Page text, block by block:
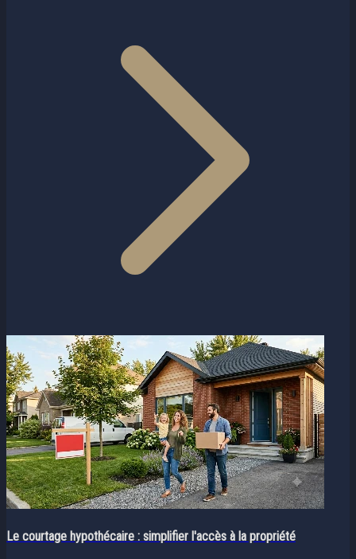
Le courtage hypothécaire : simplifier l'accès à la propriété